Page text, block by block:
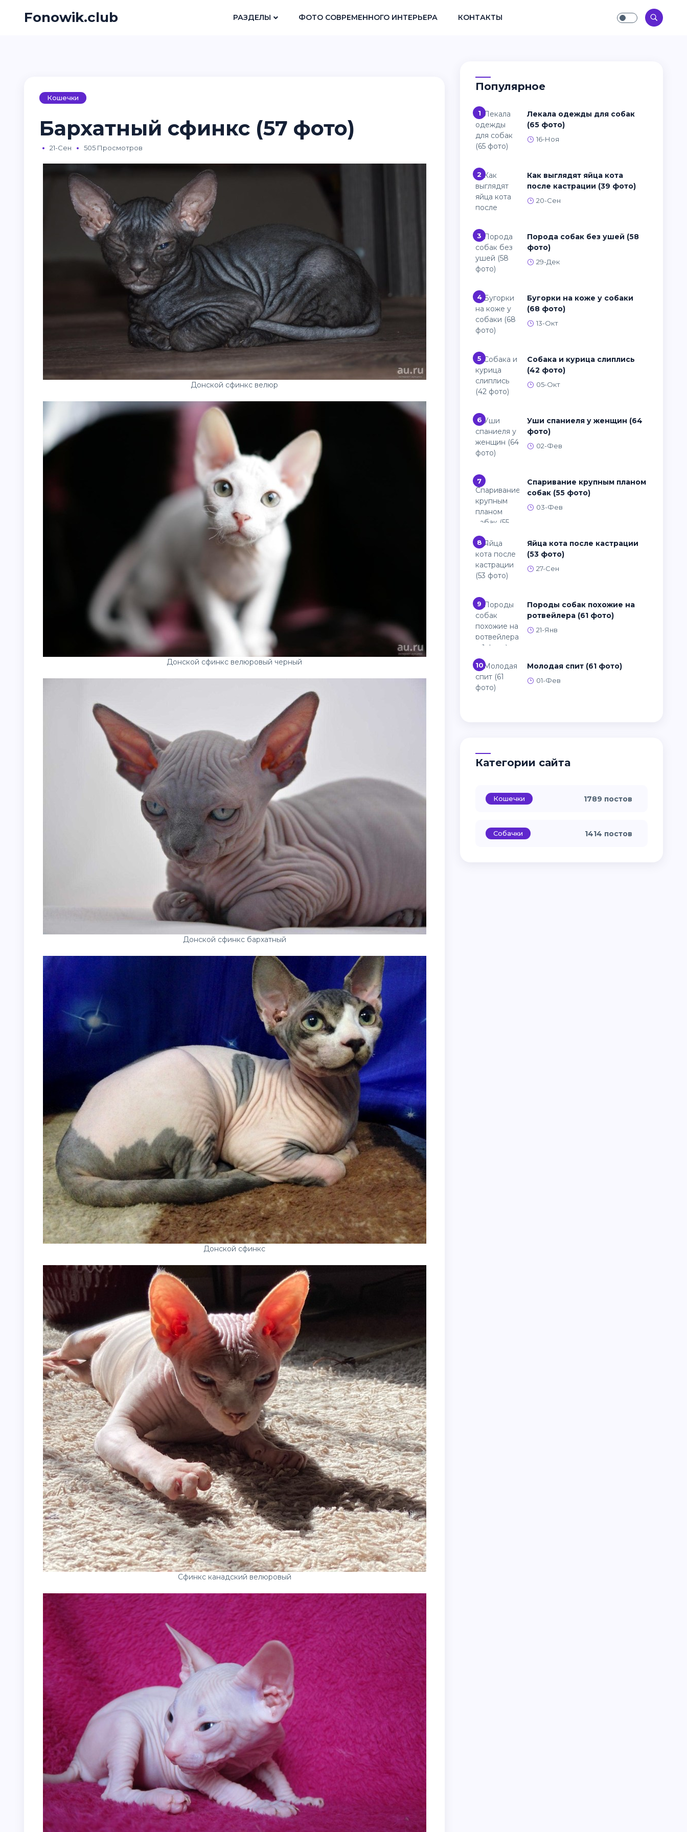
Fonowik.club РАЗДЕЛЫ ФОТО СОВРЕМЕННОГО ИНТЕРЬЕРА КОНТАКТЫ
Кошечки
Бархатный сфинкс (57 фото)
21-Сен 505 Просмотров
Донской сфинкс велюр
Донской сфинкс велюровый черный
Донской сфинкс бархатный
Донской сфинкс
Сфинкс канадский велюровый
Популярное
1
Лекала одежды для собак
(65 фото)
16-Ноя
2
Как выглядят яйца кота
после кастрации (39 фото)
20-Сен
3
Порода собак без ушей (58
фото)
29-Дек
4
Бугорки на коже у собаки
(68 фото)
13-Окт
5
Собака и курица слиплись
(42 фото)
05-Окт
6
Уши спаниеля у женщин (64
фото)
02-Фев
7
Спаривание крупным планом
собак (55 фото)
03-Фев
8
Яйца кота после кастрации
(53 фото)
27-Сен
9
Породы собак похожие на
ротвейлера (61 фото)
21-Янв
10 Молодая спит (61 фото)
01-Фев
Категории сайта
Кошечки 1789 постов
Собачки 1414 постов